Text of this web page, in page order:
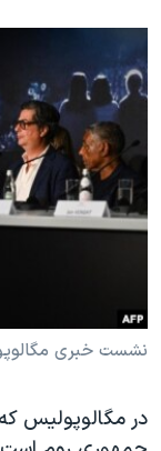
نشست خبری
در مگالوپولیس